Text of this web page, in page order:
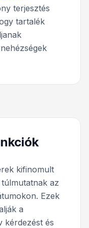
terjesztés
tartalék
kifinomult
az
Ezek
a
kérdezést és